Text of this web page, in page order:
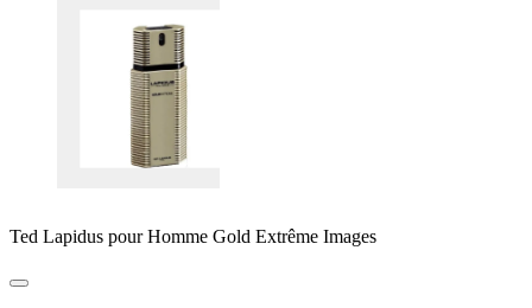
Ted Lapidus pour Homme Gold Extrême Images